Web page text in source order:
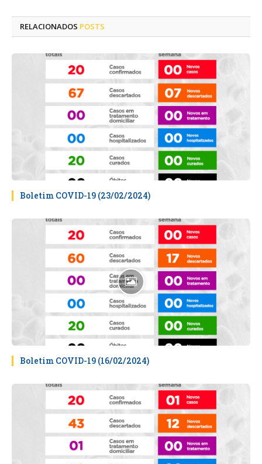
RELACIONADOS POSTS
Boletim COVID-19 (23/02/2024)
Boletim COVID-19 (16/02/2024)